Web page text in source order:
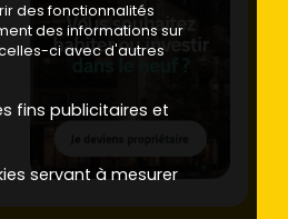
des fonctionnalités
des informations sur
ci avec d'autres
fins publicitaires et
servant à mesurer